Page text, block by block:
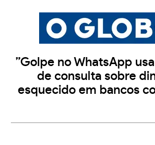
”Golpe no WhatsApp
de consulta sobre
esquecido em bancos